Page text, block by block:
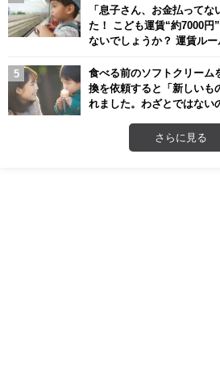
「息子さん、お金払って
た！ こども運賃“約7000円
ないでしょうか？ 運賃ルー
食べる前のソフトクリーム
換を依頼すると「新しいも
れました。わざとではない
さらに見る